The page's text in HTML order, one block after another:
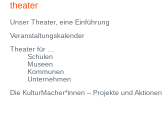
theater
Unser Theater, eine Einführung
Veranstaltungskalender
Theater für …
Schulen
Museen
Kommunen
Unternehmen
Die KulturMacher*innen – Projekte und Aktionen